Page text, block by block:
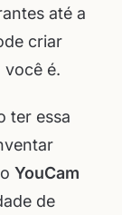
até a
criar
você é.
ter essa
YouCam
de